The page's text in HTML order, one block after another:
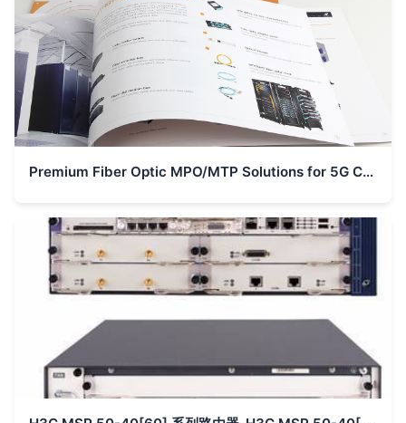
Premium Fiber Optic MPO/MTP Solutions for 5G Communication – Corporate Brochure